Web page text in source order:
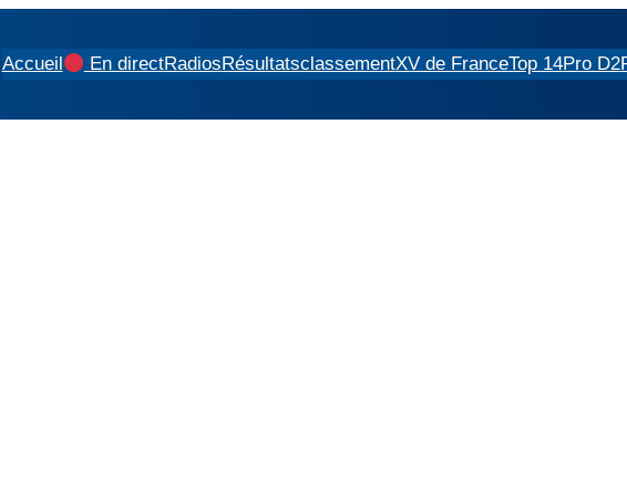
Accueil En directRadiosRésultatsclassementXV de FranceTop 14Pro D2